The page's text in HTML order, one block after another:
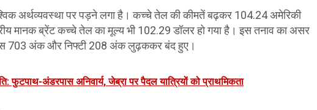
अर्थव्यवस्था पर पड़ने लगा है। कच्चे तेल की कीमतें बढ़कर 104.24 अमेरिकी
मानक ब्रेंट कच्चे तेल का मूल्य भी 102.29 डॉलर हो गया है। इस तनाव का असर
703 अंक और निफ्टी 208 अंक लुढ़ककर बंद हुए।
फुटपाथ-अंडरपास अनिवार्य, जेब्रा पर पैदल यात्रियों को प्राथमिकता